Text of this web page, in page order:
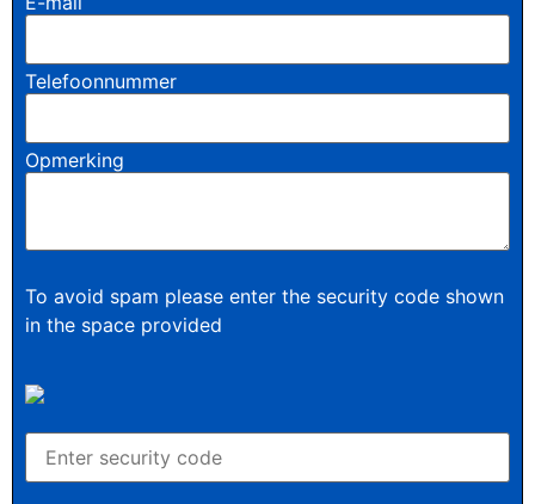
Telefoonnummer
Opmerking
To avoid spam please enter the security code shown
in the space provided